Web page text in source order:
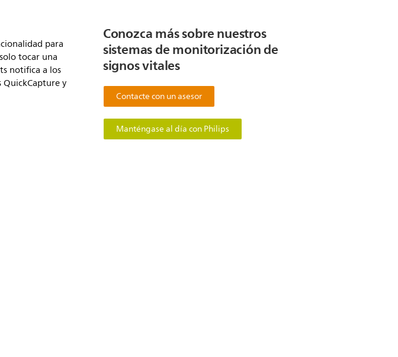
para
tocar una
notifica a los
QuickCapture y
Conozca más sobre nuestros
sistemas de monitorización de
signos vitales
Contacte con un asesor
Manténgase al día con Philips